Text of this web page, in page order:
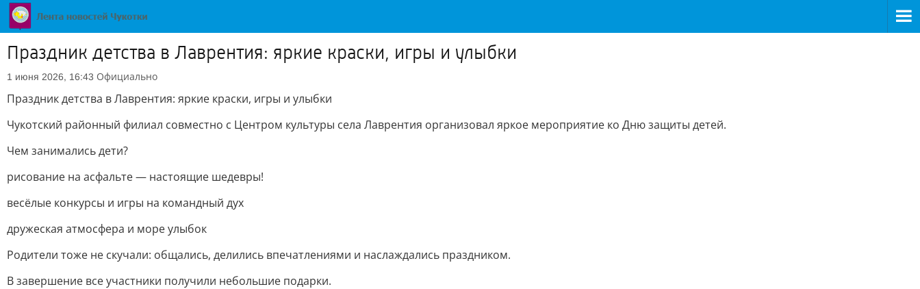
Праздник детства в Лаврентия: яркие краски, игры и улыбки
1 июня 2026, 16:43 Официально
Праздник детства в Лаврентия: яркие краски, игры и улыбки
Чукотский районный филиал совместно с Центром культуры села Лаврентия организовал яркое мероприятие ко Дню защиты детей.
Чем занимались дети?
рисование на асфальте — настоящие шедевры!
весёлые конкурсы и игры на командный дух
дружеская атмосфера и море улыбок
Родители тоже не скучали: общались, делились впечатлениями и наслаждались праздником.
В завершение все участники получили небольшие подарки.